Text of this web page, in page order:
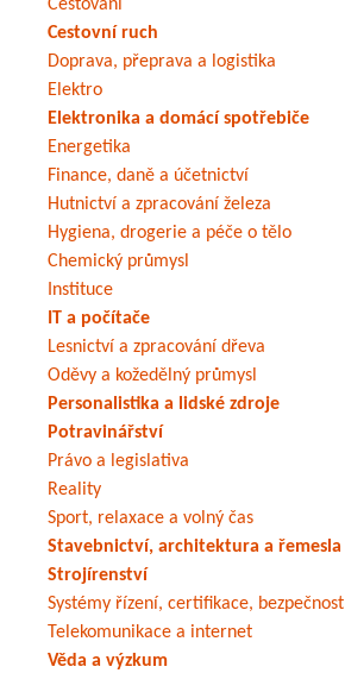
Cestování
Cestovní ruch
Doprava, přeprava a logistika
Elektro
Elektronika a domácí spotřebiče
Energetika
Finance, daně a účetnictví
Hutnictví a zpracování železa
Hygiena, drogerie a péče o tělo
Chemický průmysl
Instituce
IT a počítače
Lesnictví a zpracování dřeva
Oděvy a kožedělný průmysl
Personalistika a lidské zdroje
Potravinářství
Právo a legislativa
Reality
Sport, relaxace a volný čas
Stavebnictví, architektura a řemesla
Strojírenství
Systémy řízení, certifikace, bezpečnost
Telekomunikace a internet
Věda a výzkum